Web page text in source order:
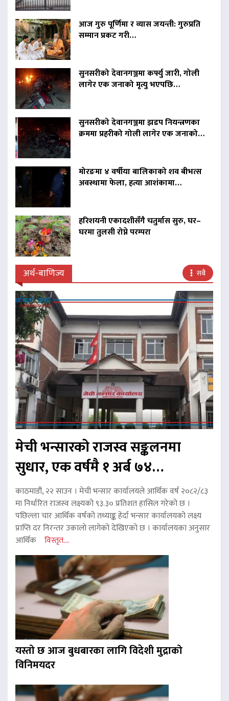
आज गुरु पूर्णिमा र व्यास जयन्ती: गुरुप्रति
सम्मान प्रकट गरी…
सुनसरीको देवानगञ्जमा कर्फ्यु जारी, गोली
लागेर एक जनाको मृत्यु भएपछि…
सुनसरीको देवानगञ्जमा झडप नियन्त्रणका
क्रममा प्रहरीको गोली लागेर एक जनाको…
मोरङमा ४ वर्षीया बालिकाको शव बीभत्स
अवस्थामा फेला, हत्या आशंकामा…
हरिशयनी एकादशीसँगै चतुर्मास सुरु, घर–
घरमा तुलसी रोप्ने परम्परा
अर्थ-बाणिज्य सबै
मेची भन्सारको राजस्व सङ्कलनमा
सुधार, एक वर्षमै १ अर्ब ७४…
काठमाडौं, २२ साउन । मेची भन्सार कार्यालयले आर्थिक वर्ष २०८२/८३
मा निर्धारित राजस्व लक्ष्यको ९३.३० प्रतिशत हासिल गरेको छ ।
पछिल्ला चार आर्थिक वर्षको तथ्याङ्क हेर्दा भन्सार कार्यालयको लक्ष्य
प्राप्ति दर निरन्तर उकालो लागेको देखिएको छ । कार्यालयका अनुसार
आर्थिक विस्तृत....
यस्तो छ आज बुधबारका लागि विदेशी मुद्राको
विनिमयदर